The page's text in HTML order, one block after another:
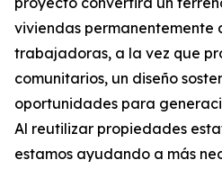
viviendas permanentemente
trabajadoras, a la vez que
comunitarios, un diseño
oportunidades para
Al reutilizar propiedades
estamos ayudando a más